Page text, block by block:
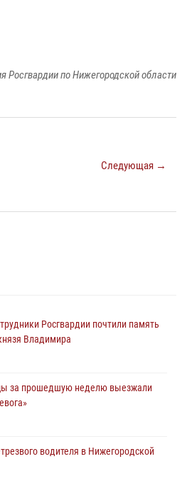
Росгвардии по Нижегородской области
Следующая →
Росгвардии почтили память
Владимира
за прошедшую неделю выезжали
водителя в Нижегородской